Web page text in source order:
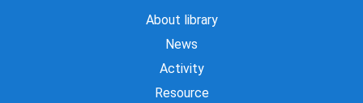
About library
News
Activity
Resource